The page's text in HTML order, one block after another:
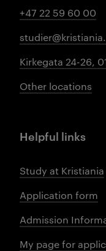
+47 22 59 60 00
Kirkegata 24-26,
Other locations
Helpful links
Study at Kristiania
Application form
Admission
My page for